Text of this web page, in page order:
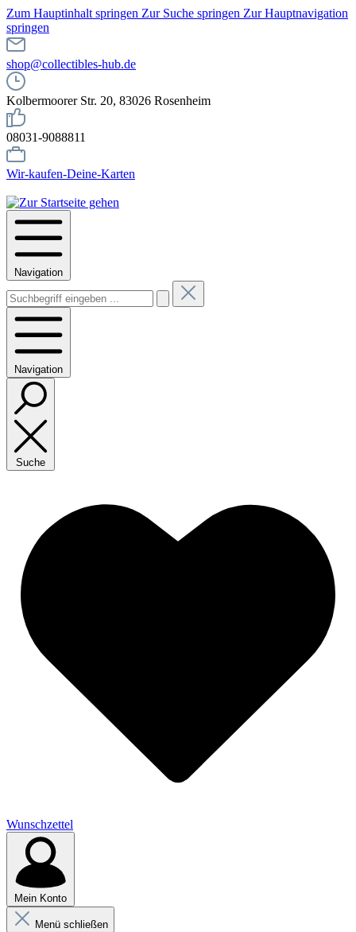
Zum Hauptinhalt springen Zur Suche springen Zur Hauptnavigation
springen
shop@collectibles-hub.de
Kolbermoorer Str. 20, 83026 Rosenheim
08031-9088811
Wir-kaufen-Deine-Karten
Navigation
Navigation
Suche
Wunschzettel
Mein Konto
Menü schließen